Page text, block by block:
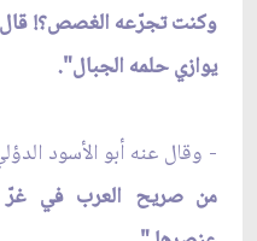
وكنت تجرّعه الغصص؟!
يوازي حلمه الجبال".
- وقال عنه أبو الأسود
من صريح العرب في غرّ